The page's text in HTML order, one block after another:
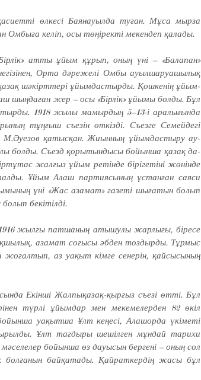
өлкесі Баянауылда туған. Мұса мырза
келіп, осы тө­ңіректі мекендеп қалады.
атты ұйым құрып, оның үні – «Балапан»
Орта дәрежелі Омбы ауыл­­­­­ша­­­­­руа­­шылық
шә­­кірт­­тері ұйымдастырды. Қош­­кенің ұйым­
шыңдаған жер – осы «Бірлік» ұйымы болды. Бұл
1918 жылы мамырдың 5–13-і аралығында
тұңғыш съезін өткізді. Съезге Семейдегі
қатысқан. Жи­­ын­­ның ұйымдастыру ау­
болды. Съезд қо­ры­тындысы бойынша қазақ да­
жалғыз ұйым ре­тінде бірігетіні жөнінде
Ұйым Алаш пар­тиясының ұстанған сая­си
үні «Жас азамат» газеті шығатын болып
бе­кітілді.
жылғы патшаның атышулы жарлығы, бі­ресе
азамат соғысы әбден тоздырды. Тұрмыс
аз уақыт кімге сенерін, қайсысының
Екінші Жал­пықазақ-қырғыз съезі өтті. Бұл
түр­лі ұйымдар мен мекемелерден 82 өкіл
уақытша Ұлт кеңесі, Ала­шорда үкіметі
Ұлт тағдыры шешілген мұндай та­рихи
бо­йынша өз да­уы­сын бергені – оның сол
болғанын байқатады. Қайраткердің жасы бұл